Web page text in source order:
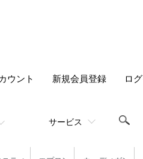
サービス
ウント 新規会員登録 ロ